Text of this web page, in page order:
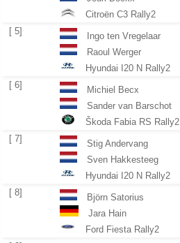
Citroën C3 Rally2
[ 5]
Ingo ten Vregelaar
Raoul Werger
Hyundai I20 N Rally2
[ 6]
Michiel Becx
Sander van Barschot
Škoda Fabia RS Rally2
[ 7]
Stig Andervang
Sven Hakkesteeg
Hyundai I20 N Rally2
[ 8]
Björn Satorius
Jara Hain
Ford Fiesta Rally2